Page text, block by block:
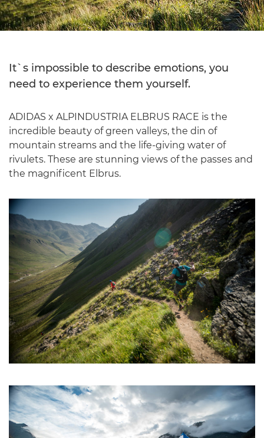
It`s impossible to describe emotions, you
need to experience them yourself.
ADIDAS x ALPINDUSTRIA ELBRUS RACE is the
incredible beauty of green valleys, the din of
mountain streams and the life-giving water of
rivulets. These are stunning views of the passes and
the magnificent Elbrus.